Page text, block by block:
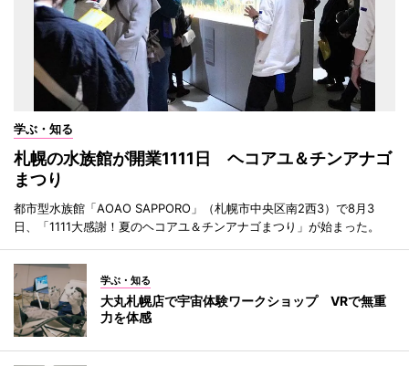
学ぶ・知る
札幌の水族館が開業1111日 ヘコアユ＆チンアナゴ
まつり
都市型水族館「AOAO SAPPORO」（札幌市中央区南2西3）で8月3
日、「1111大感謝！夏のヘコアユ＆チンアナゴまつり」が始まった。
学ぶ・知る
大丸札幌店で宇宙体験ワークショップ VRで無重
力を体感